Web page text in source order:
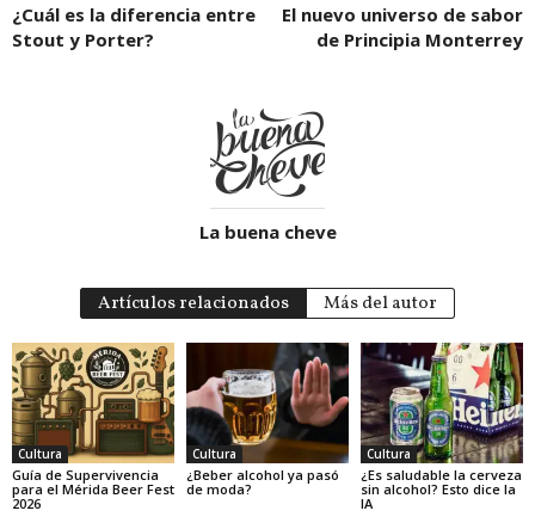
¿Cuál es la diferencia entre
Stout y Porter?
El nuevo universo de sabor
de Principia Monterrey
La buena cheve
Artículos relacionados Más del autor
Cultura
Guía de Supervivencia
para el Mérida Beer Fest
2026
Cultura
¿Beber alcohol ya pasó
de moda?
Cultura
¿Es saludable la cerveza
sin alcohol? Esto dice la
IA